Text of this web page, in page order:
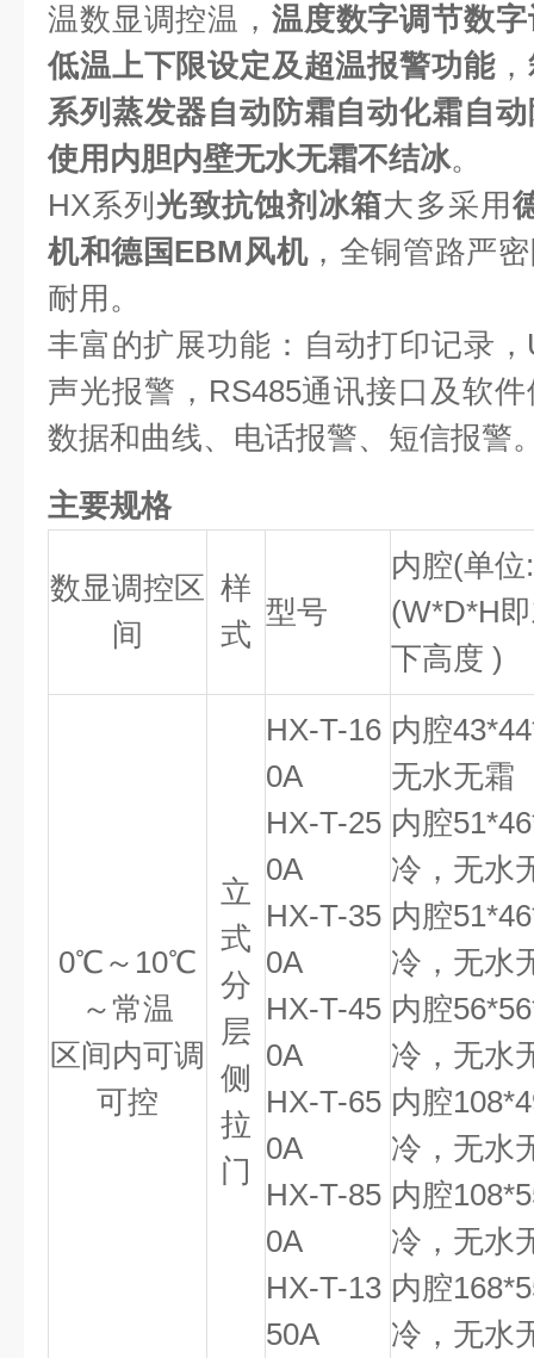
温数显调控温， 温度数字调节数
低温上下限设定及超温报警功能，
系列蒸发器自动防霜自动化霜自
使用内胆内壁无水无霜不结冰。
HX系列 光致抗蚀剂冰箱大多采用
机和德国EBM风机，全铜管路严
耐用。
丰富的扩展功能：自动打印记录
声光报警，RS485通讯接口及软件
数据和曲线、电话报警、短信报警
主要规格
数显调控区
间
样
式
型号
内腔(单
(W*D*H
下高度 )
0℃～10℃
～常温
区间内可调
可控
立
式
分
层
侧
拉
门
HX-T-16
0A
HX-T-25
0A
HX-T-35
0A
HX-T-45
0A
HX-T-65
0A
HX-T-85
0A
HX-T-13
50A
内腔
无水无霜
内腔
冷，无水
内腔
冷，无水
内腔
冷，无水
内腔
冷，无水
内腔
冷，无水
内腔
冷，无水